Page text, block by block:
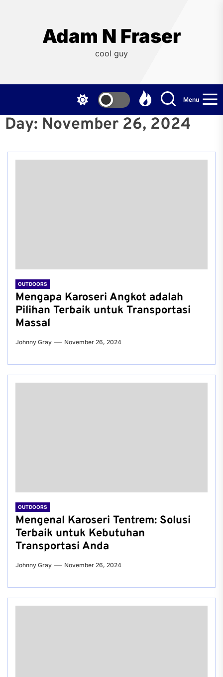
Adam N Fraser
cool guy
Menu
Day: November 26, 2024
OUTDOORS
Mengapa Karoseri Angkot adalah
Pilihan Terbaik untuk Transportasi
Massal
Johnny Gray November 26, 2024
OUTDOORS
Mengenal Karoseri Tentrem: Solusi
Terbaik untuk Kebutuhan
Transportasi Anda
Johnny Gray November 26, 2024